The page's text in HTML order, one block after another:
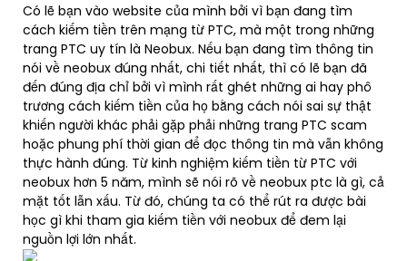
Có lẽ bạn vào website của mình bởi vì bạn đang tìm
cách kiếm tiền trên mạng từ PTC, mà một trong những
trang PTC uy tín là Neobux. Nếu bạn đang tìm thông tin
nói về neobux đúng nhất, chi tiết nhất, thì có lẽ bạn đã
đến đúng địa chỉ bởi vì mình rất ghét những ai hay phô
trương cách kiếm tiền của họ bằng cách nói sai sự thật
khiến người khác phải gặp phải những trang PTC scam
hoặc phung phí thời gian để đọc thông tin mà vẫn không
thực hành đúng. Từ kinh nghiệm kiếm tiền từ PTC với
neobux hơn 5 năm, mình sẽ nói rõ về neobux ptc là gì, cả
mặt tốt lẫn xấu. Từ đó, chúng ta có thể rút ra được bài
học gì khi tham gia kiếm tiền với neobux để đem lại
nguồn lợi lớn nhất.